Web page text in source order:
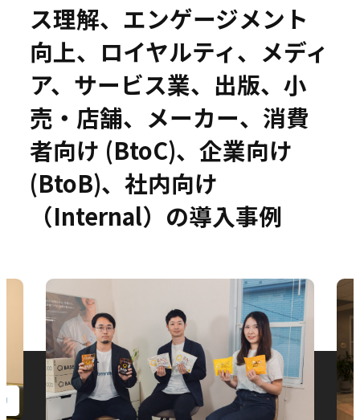
セミナー
お役立ち情報
お問い合わせ
ス理解、エンゲージメント
向上、ロイヤルティ、メディ
ア、サービス業、出版、小
売・店舗、メーカー、消費
者向け (BtoC)、企業向け
(BtoB)、社内向け
（Internal）の導入事例